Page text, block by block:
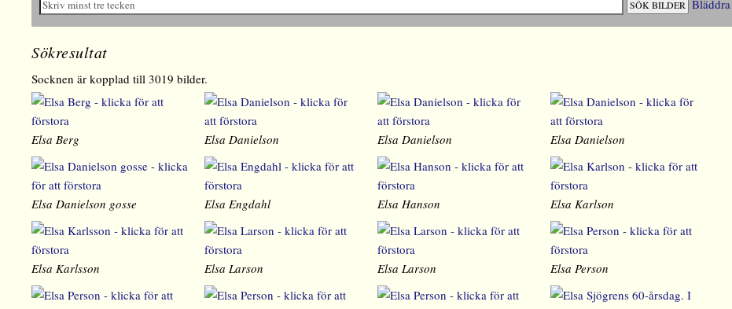
Sökresultat
Socknen är kopplad till 3019 bilder.
Elsa Berg Elsa Danielson Elsa Danielson Elsa Danielson
Elsa Danielson gosse Elsa Engdahl Elsa Hanson Elsa Karlson
Elsa Karlsson Elsa Larson Elsa Larson Elsa Person